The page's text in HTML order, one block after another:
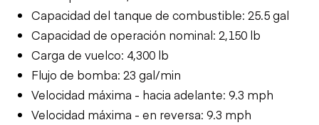
Capacidad del tanque de combustible: 25.5 gal
Capacidad de operación nominal: 2,150 lb
Carga de vuelco: 4,300 lb
Flujo de bomba: 23 gal/min
Velocidad máxima - hacia adelante: 9.3 mph
Velocidad máxima - en reversa: 9.3 mph